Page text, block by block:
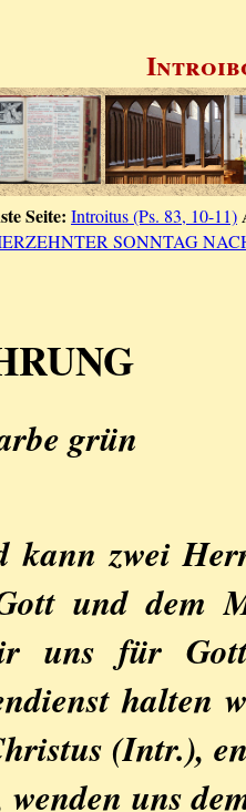
Seite: Introitus (Ps. 83, 10-11)
SONNTAG
grün
kann zwei
und dem
uns für
halten
(Intr.),
wenden uns